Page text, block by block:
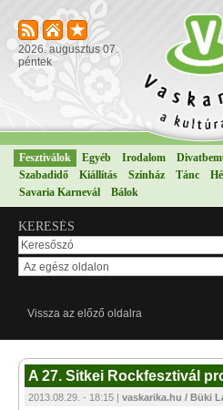
2026. augusztus 07.
péntek
Fesztiválok Egyéb Irodalom
Szabadidő
Kiállítás Színház Tánc
Savaria Karnevál
Bálok
KERESÉS
Vissza az előző oldalra
A 27. Sitkei Rockfesztivál
2013.08.29. - 18:15 | vaskarika.hu / Büki